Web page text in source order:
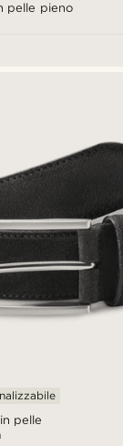
pelle pieno
pelle